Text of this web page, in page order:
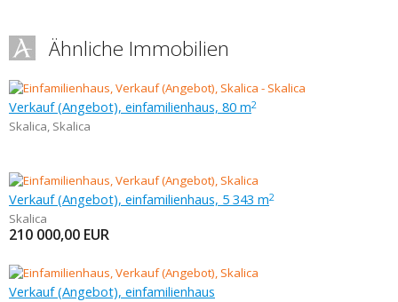
Ähnliche Immobilien
Verkauf (Angebot), einfamilienhaus, 80 m2
Skalica, Skalica
Verkauf (Angebot), einfamilienhaus, 5 343 m2
Skalica
210 000,00 EUR
Verkauf (Angebot), einfamilienhaus